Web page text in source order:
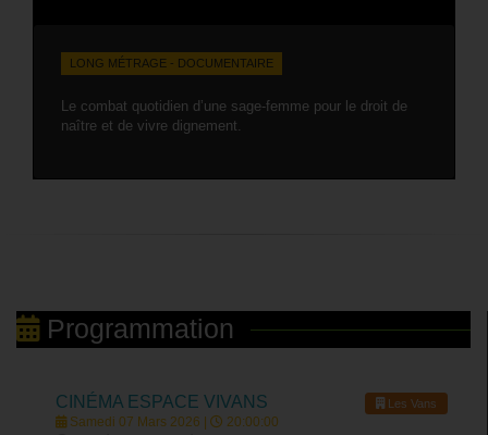
LONG MÉTRAGE - DOCUMENTAIRE
Le combat quotidien d’une sage-femme pour le droit de
naître et de vivre dignement.
Programmation
CINÉMA ESPACE VIVANS Les Vans
Samedi 07 Mars 2026 |
20:00:00